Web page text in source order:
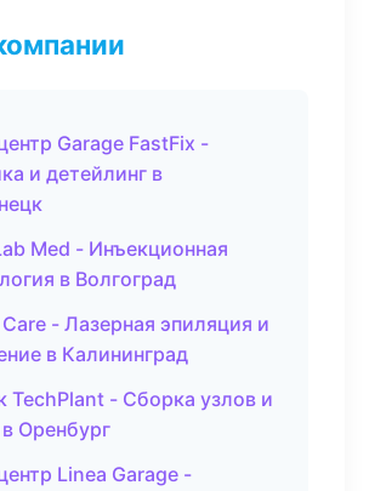
Garage FastFix -
и детейлинг в
Med - Инъекционная
в Волгоград
- Лазерная эпиляция и
в Калининград
TechPlant - Сборка узлов и
Оренбург
Linea Garage -